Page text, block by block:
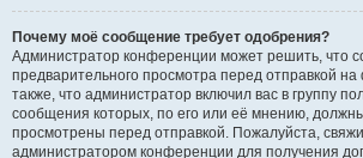
Почему моё сообщение требует одобрения?
Администратор конференции может решить, что
предварительного просмотра перед отправкой
также, что администратор включил вас в группу
сообщения которых, по его или её мнению,
просмотрены перед отправкой. Пожалуйста,
администратором конференции для получения